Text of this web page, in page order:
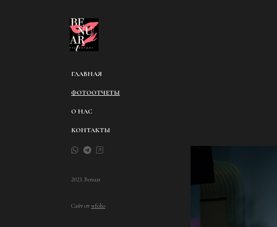
ГЛАВНАЯ
ФОТООТЧЕТЫ
О НАС
КОНТАКТЫ
2023. Benuar
Сайт от wfolio